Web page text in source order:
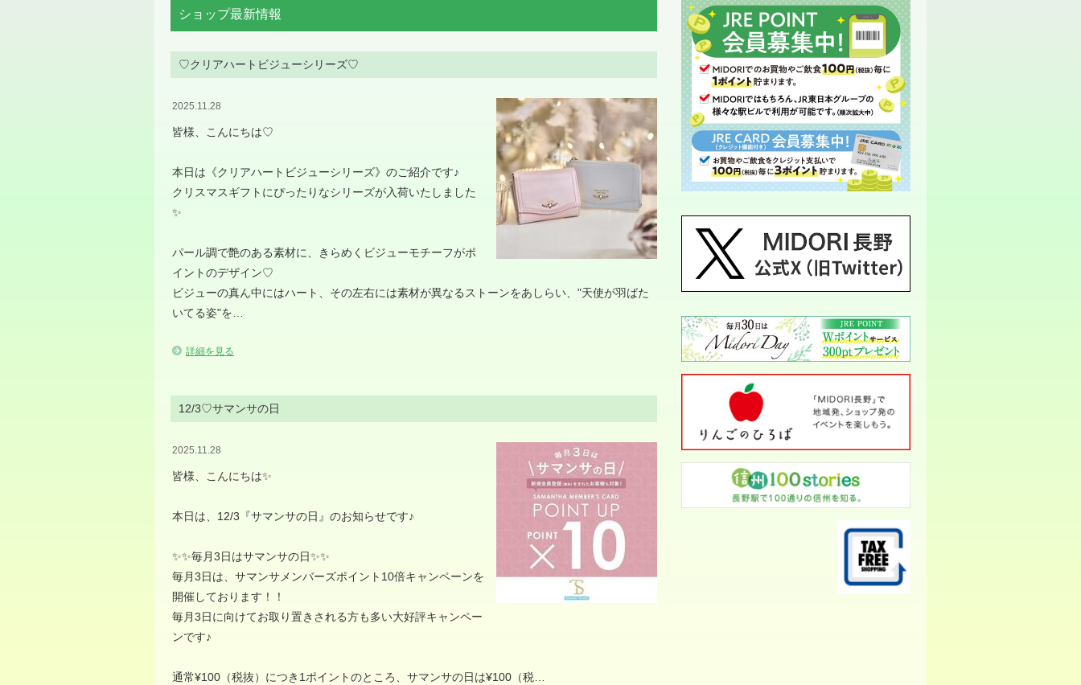
ショップ最新情報
♡クリアハートビジューシリーズ♡
2025.11.28
皆様、こんにちは♡
本日は《クリアハートビジューシリーズ》のご紹介です♪
クリスマスギフトにぴったりなシリーズが入荷いたしました
✨
パール調で艶のある素材に、きらめくビジューモチーフがポ
イントのデザイン♡
ビジューの真ん中にはハート、その左右には素材が異なるストーンをあしらい、"天使が羽ばた
いてる姿"を…
詳細を見る
12/3♡サマンサの日
2025.11.28
皆様、こんにちは✨️
本日は、12/3『サマンサの日』のお知らせです♪
✨️✨️毎月3日はサマンサの日✨✨
毎月3日は、サマンサメンバーズポイント10倍キャンペーンを
開催しております！！
毎月3日に向けてお取り置きされる方も多い大好評キャンペー
ンです♪
通常¥100（税抜）につき1ポイントのところ、サマンサの日は¥100（税…